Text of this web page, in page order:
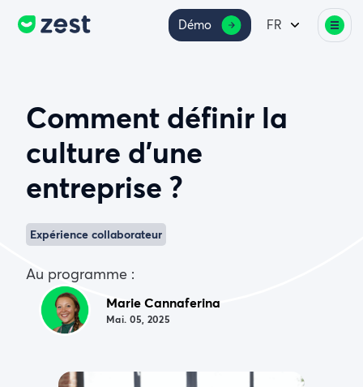
Démo FR
Comment définir la
culture d’une
entreprise ?
Expérience collaborateur
Au programme :
Marie Cannaferina
Mai. 05, 2025